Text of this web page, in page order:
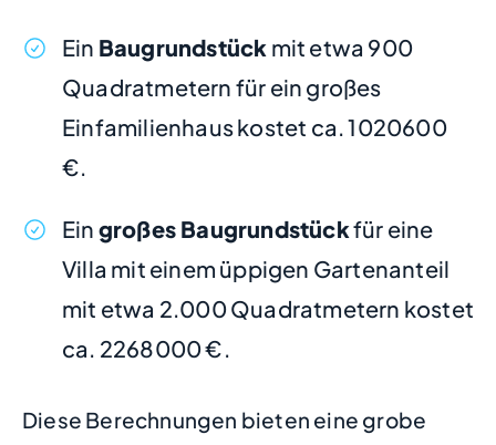
Ein Baugrundstück mit etwa 900
Quadratmetern für ein großes
Einfamilienhaus kostet ca. 1020600
€.
Ein großes Baugrundstückfür eine
Villa mit einem üppigen Gartenanteil
mit etwa 2.000 Quadratmetern kostet
ca. 2268000 €.
Diese Berechnungen bieten eine grobe